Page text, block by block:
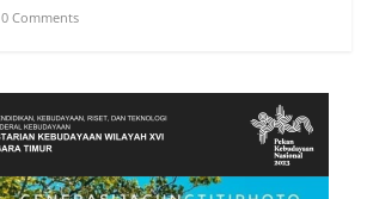
0 Comments